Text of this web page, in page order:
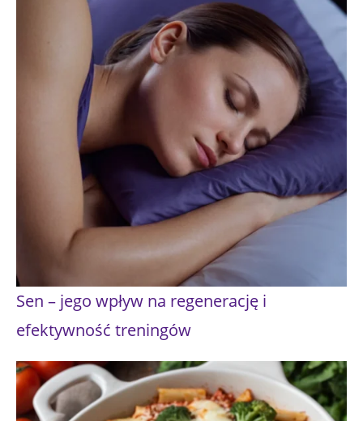
Sen – jego wpływ na regenerację i
efektywność treningów